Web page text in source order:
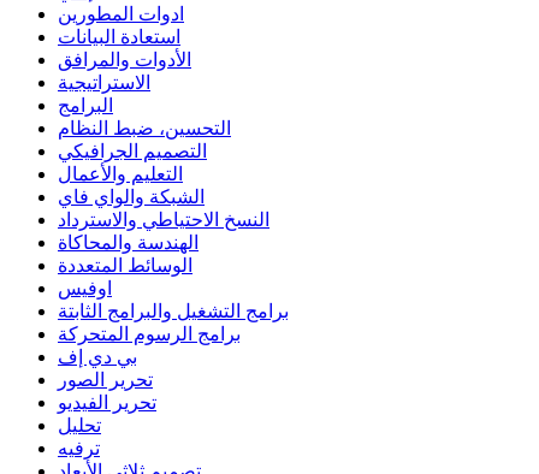
ادوات المطورين
استعادة البيانات
الأدوات والمرافق
الاستراتيجية
البرامج
التحسين، ضبط النظام
التصميم الجرافيكي
التعليم والأعمال
الشبكة والواي فاي
النسخ الاحتياطي والاسترداد
الهندسة والمحاكاة
الوسائط المتعددة
اوفيس
برامج التشغيل والبرامج الثابتة
برامج الرسوم المتحركة
بي دي إف
تحرير الصور
تحرير الفيديو
تحليل
ترفيه